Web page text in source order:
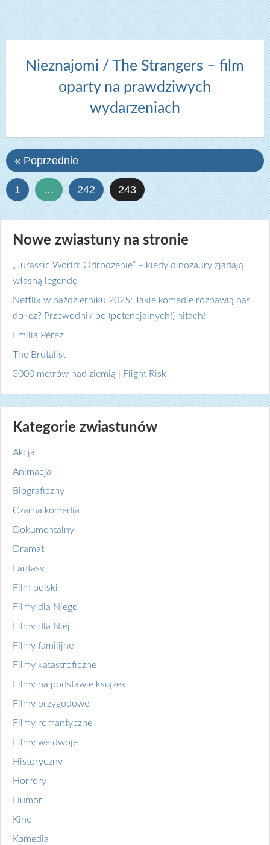
Nieznajomi / The Strangers – film
oparty na prawdziwych
wydarzeniach
« Poprzednie
1 … 242 243
Nowe zwiastuny na stronie
„Jurassic World: Odrodzenie” – kiedy dinozaury zjadają
własną legendę
Netflix w październiku 2025: Jakie komedie rozbawią nas
do łez? Przewodnik po (potencjalnych!) hitach!
Emilia Pérez
The Brutalist
3000 metrów nad ziemią | Flight Risk
Kategorie zwiastunów
Akcja
Animacja
Biograficzny
Czarna komedia
Dokumentalny
Dramat
Fantasy
Film polski
Filmy dla Niego
Filmy dla Niej
Filmy familijne
Filmy katastroficzne
Filmy na podstawie książek
Filmy przygodowe
Filmy romantyczne
Filmy we dwoje
Historyczny
Horrory
Humor
Kino
Komedia